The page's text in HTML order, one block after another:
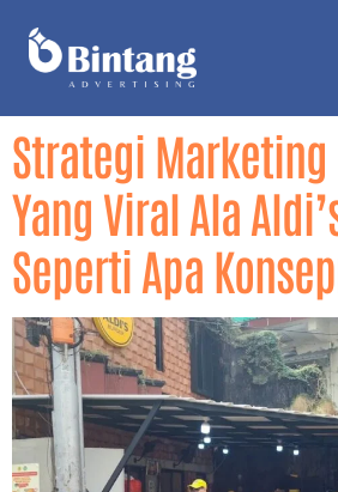
Strategi Marketing
Yang Viral Ala
Seperti Apa